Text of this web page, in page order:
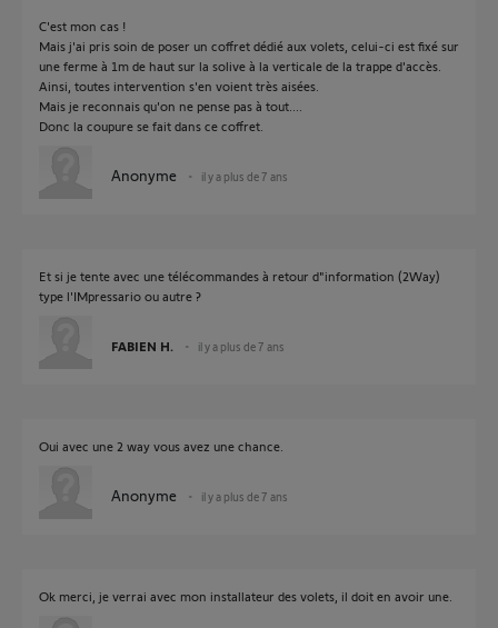
C'est mon cas !
Mais j'ai pris soin de poser un coffret dédié aux volets, celui-ci est fixé sur
une ferme à 1m de haut sur la solive à la verticale de la trappe d'accès.
Ainsi, toutes intervention s'en voient très aisées.
Mais je reconnais qu'on ne pense pas à tout....
Donc la coupure se fait dans ce coffret.
Anonyme il y a plus de 7 ans
Et si je tente avec une télécommandes à retour d"information (2Way)
type l'IMpressario ou autre ?
FABIEN H. il y a plus de 7 ans
Oui avec une 2 way vous avez une chance.
Anonyme il y a plus de 7 ans
Ok merci, je verrai avec mon installateur des volets, il doit en avoir une.